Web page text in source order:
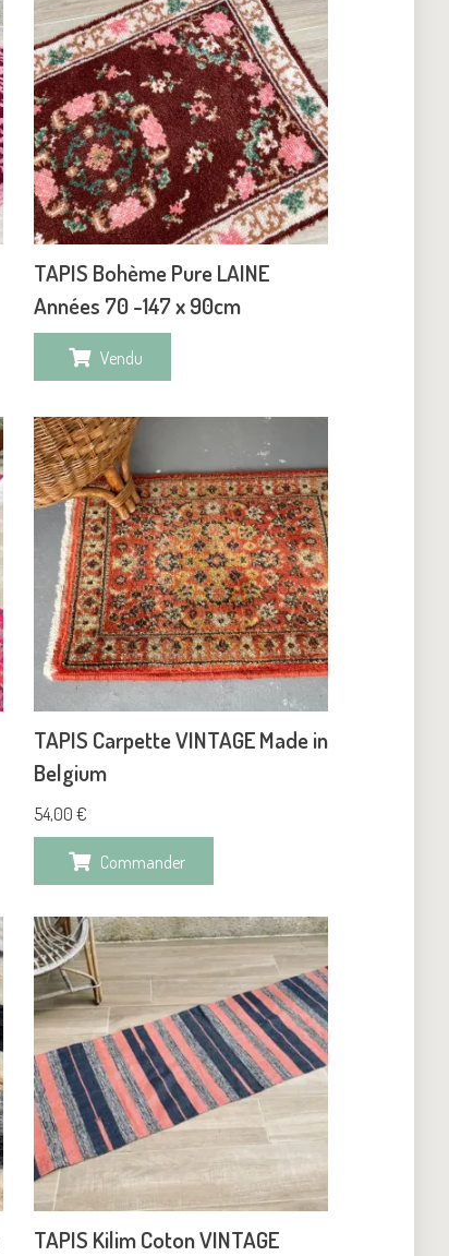
TAPIS Bohème Pure LAINE
Années 70 -147 x 90cm
Vendu
TAPIS Carpette VINTAGE Made in
Belgium
54,00€
Commander
TAPIS Kilim Coton VINTAGE